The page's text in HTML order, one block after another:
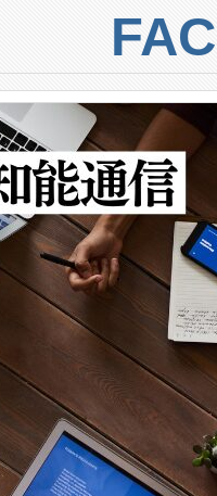
、ai&のAI
、試運転、
ータを監視
メートルに
のターゲッ
知距離は
ロメート
監視でき、
簡素化でき
FOVオプシ
ード、長
使用するこ
のデバイス
離まで届く